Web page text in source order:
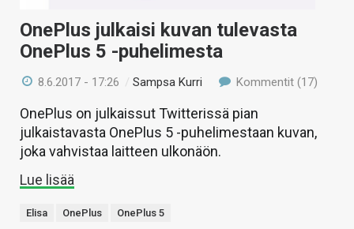
OnePlus julkaisi kuvan tulevasta
OnePlus 5 -puhelimesta
8.6.2017 - 17:26 /Sampsa Kurri Kommentit (17)
OnePlus on julkaissut Twitterissä pian
julkaistavasta OnePlus 5 -puhelimestaan kuvan,
joka vahvistaa laitteen ulkonäön.
Lue lisää
Elisa OnePlus OnePlus 5